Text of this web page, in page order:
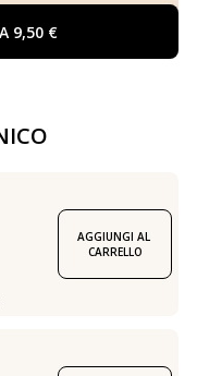
9,50 €
AGGIUNGI AL
CARRELLO